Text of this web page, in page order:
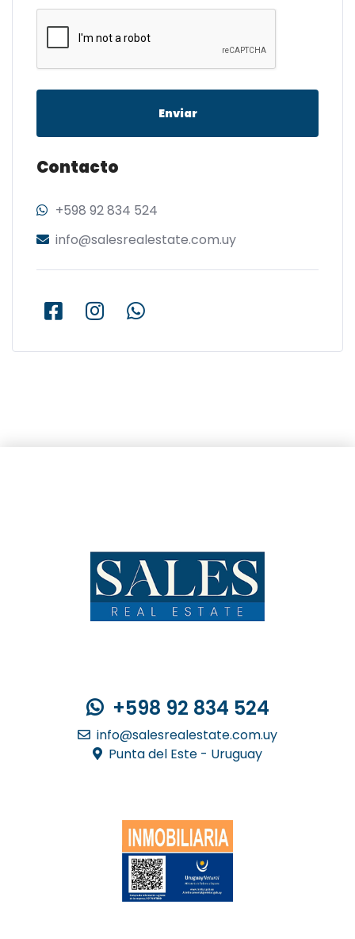
Enviar
Contacto
+598 92 834 524
info@salesrealestate.com.uy
+598 92 834 524
info@salesrealestate.com.uy
Punta del Este - Uruguay